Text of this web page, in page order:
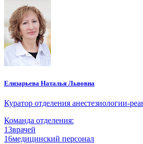
Елизарьева Наталья Львовна
Куратор отделения анестезиологии-
Команда отделения:
13врачей
16медицинский персонал